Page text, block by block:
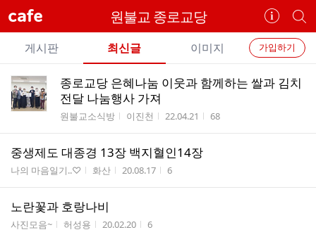
cafe 원불교 종로교당
카
페
정
보
기
개
별
카
페
검
색
카
페
메
뉴
가입하기
게시판 최신글 이미지
전
체
글
종로교당 은혜나눔 이웃과 함께하는 쌀과 김치
전달 나눔행사 가져
게시판명
원불교소식방 작성자
이진천 작성시간
22.04.21 조회수
68
중생제도 대종경 13장 백지혈인14장
게시판명
나의 마음일기..♡ 작성자
화산 작성시간
20.08.17 조회수
6
노란꽃과 호랑나비
게시판명
사진모음~ 작성자
허성용 작성시간
20.02.20 조회수
6